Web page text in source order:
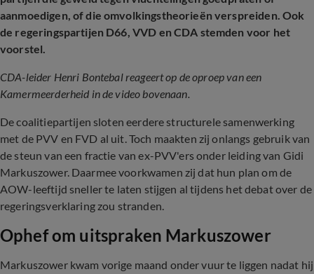
aanmoedigen, of die omvolkingstheorieën verspreiden. Ook
de regeringspartijen D66, VVD en CDA stemden voor het
voorstel.
CDA-leider Henri Bontebal reageert op de oproep van een
Kamermeerderheid in de video bovenaan.
De coalitiepartijen sloten eerdere structurele samenwerking
met de PVV en FVD al uit. Toch maakten zij onlangs gebruik van
de steun van een fractie van ex-PVV'ers onder leiding van Gidi
Markuszower. Daarmee voorkwamen zij dat hun plan om de
AOW-leeftijd sneller te laten stijgen al tijdens het debat over de
regeringsverklaring zou stranden.
Ophef om uitspraken Markuszower
Markuszower kwam vorige maand onder vuur te liggen nadat hij